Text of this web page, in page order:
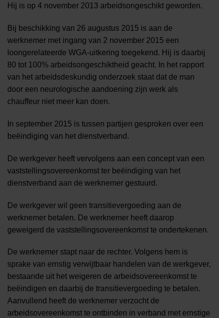
Hij is op 4 november 2013 arbeidsongeschikt geworden.
Bij beschikking van 26 augustus 2015 is aan de
werknemer met ingang van 2 november 2015 een
loongerelateerde WGA-uitkering toegekend. Hij is daarbij
80 tot 100% arbeidsongeschiktheid geacht. In het rapport
van het arbeidsdeskundig onderzoek staat dat de man
door een neurologische aandoening zijn werk als
chauffeur niet meer kan doen.
In september 2015 is tussen partijen gesproken over een
beëindiging van het dienstverband.
De werkgever heeft vervolgens aan een concept van een
vaststellingsovereenkomst ter beëindiging van het
dienstverband aan de werknemer gestuurd.
De werkgever wil geen transitievergoeding aan de
werknemer betalen. De werknemer heeft daarop
geweigerd de vaststellingsovereenkomst te ondertekenen.
De werknemer stapt naar de rechter. Volgens hem is
sprake van ernstig verwijtbaar handelen van de werkgever,
bestaande uit het weigeren de arbeidsovereenkomst te
beëindigen en daarbij de transitievergoeding te betalen.
Aanvullend heeft de werknemer verzocht de
arbeidsovereenkomst te ontbinden in verband met ernstige